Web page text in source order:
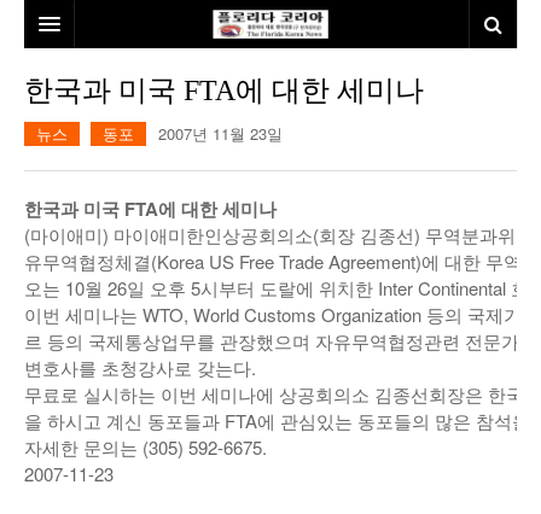
본사소개
뉴스
동포
미국
칼럼
발행인칼럼
김명열칼럼
이명덕칼럼
김선옥칼럼
김원동칼럼
건강
본보특집
100인선/독자광장
100인선
독자광장
여행
인근여행지
인터뷰/탐방
한국과 미국 FTA에 대한 세미나
뉴스 동포 2007년 11월 23일
한국과 미국 FTA에 대한 세미나
(마이애미) 마이애미한인상공회의소(회장 김종선) 무역분과위
유무역협정체결(Korea US Free Trade Agreement)에 대한 무역
오는 10월 26일 오후 5시부터 도랄에 위치한 Inter Continental 호
이번 세미나는 WTO, World Customs Organization 등의 국제기
르 등의 국제통상업무를 관장했으며 자유무역협정관련 전문가
변호사를 초청강사로 갖는다.
무료로 실시하는 이번 세미나에 상공회의소 김종선회장은 한국
을 하시고 계신 동포들과 FTA에 관심있는 동포들의 많은 참석을
자세한 문의는 (305) 592-6675.
2007-11-23